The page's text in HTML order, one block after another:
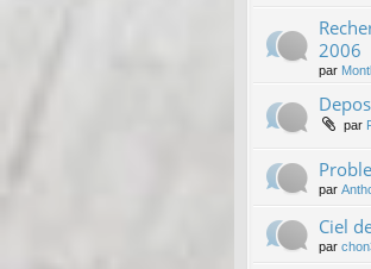
2006
par
par
par
Ciel
par